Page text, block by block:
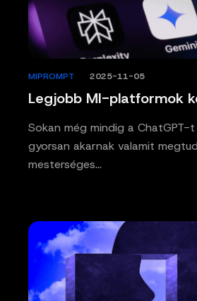
Legjobb MI-platformok
MIPROMPT 2025-11-05
Sokan még mindig a ChatGPT-
gyorsan akarnak valamit
mesterséges…